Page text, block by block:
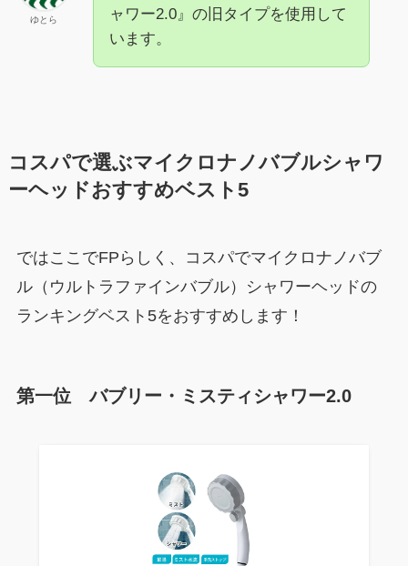
ゆとら
ャワー2.0』の旧タイプを使用して
います。
コスパで選ぶマイクロナノバブルシャワ
ーヘッドおすすめベスト5
ではここでFPらしく、コスパでマイクロナノバブ
ル（ウルトラファインバブル）シャワーヘッドの
ランキングベスト5をおすすめします！
第一位 バブリー・ミスティシャワー2.0